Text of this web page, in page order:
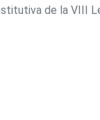
de la VIII